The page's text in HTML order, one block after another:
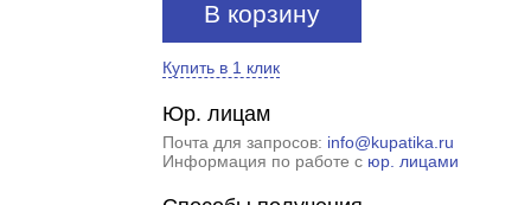
В корзину
Купить в 1 клик
Юр. лицам
Почта для запросов: info@kupatika.ru
Информация по работе с юр. лицами